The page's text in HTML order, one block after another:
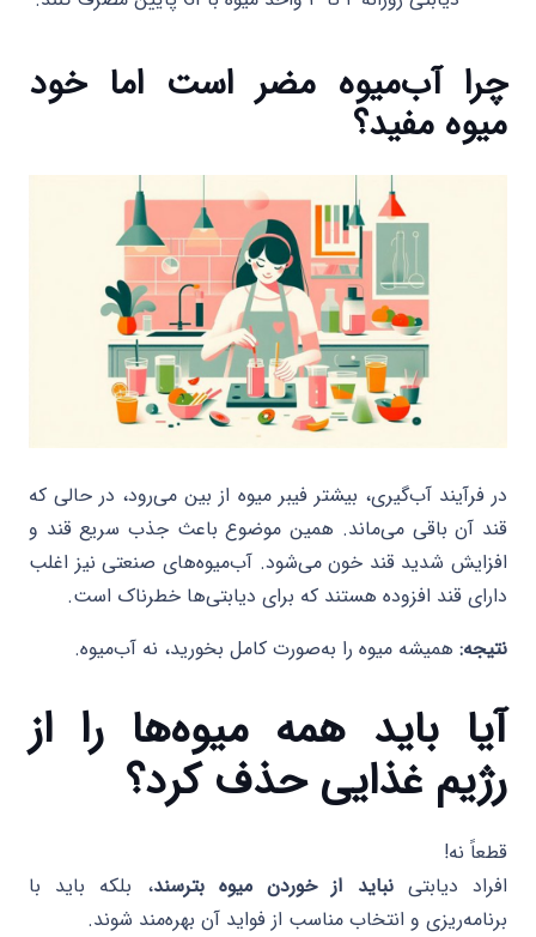
چرا آب‌میوه مضر است اما خود
میوه مفید؟
در فرآیند آب‌گیری، بیشتر فیبر میوه از بین می‌رود، در حالی که
قند آن باقی می‌ماند. همین موضوع باعث جذب سریع قند و
افزایش شدید قند خون می‌شود. آب‌میوه‌های صنعتی نیز اغلب
دارای قند افزوده هستند که برای دیابتی‌ها خطرناک است.
نتیجه: همیشه میوه را به‌صورت کامل بخورید، نه آب‌میوه.
آیا باید همه میوه‌ها را از
رژیم غذایی حذف کرد؟
قطعاً نه!
افراد دیابتینباید از خوردن میوه بترسند، بلکه باید با
برنامه‌ریزی و انتخاب مناسب از فواید آن بهره‌مند شوند.